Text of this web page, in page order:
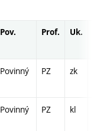
Pov. Prof. Uk.
Povinný PZ zk
Povinný PZ kl